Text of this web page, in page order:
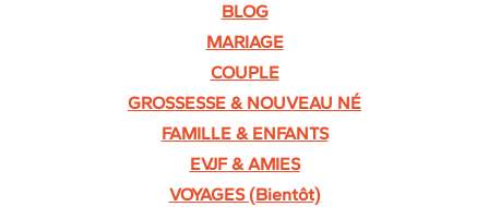
BLOG
MARIAGE
COUPLE
GROSSESSE & NOUVEAU NÉ
FAMILLE & ENFANTS
EVJF & AMIES
VOYAGES (Bientôt)